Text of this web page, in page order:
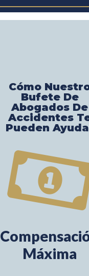
Cómo
Bufete De
Abogados De
Accidentes
Pueden
Máxima